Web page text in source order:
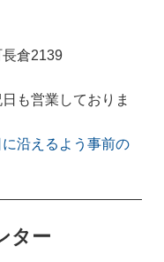
長倉2139
も営業しておりま
沿えるよう事前の
ター